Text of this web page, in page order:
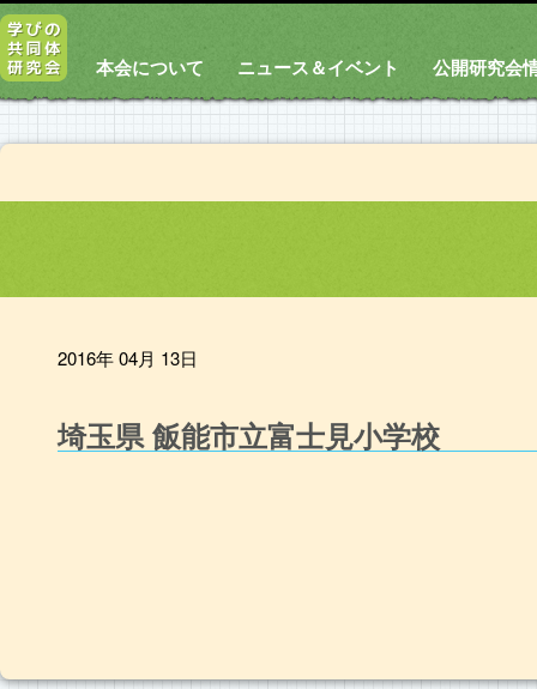
本会について ニュース＆イベント 公開研究会
2016年 04月 13日
埼玉県 飯能市立富士見小学校